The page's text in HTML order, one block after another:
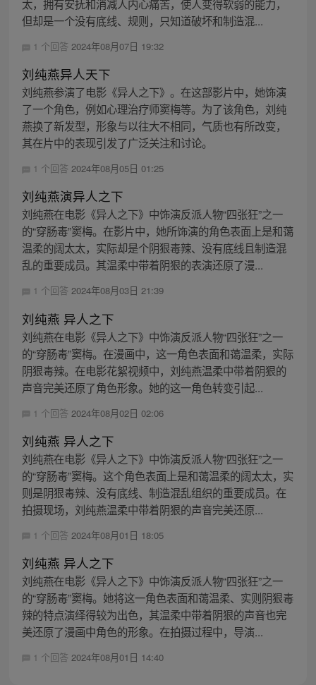
太，拥有安抚和消减人内心痛苦，使人变得软弱的能力，
但却是一个没有底线、规则，只知道破坏和制造混...
1 个回答 2024年08月07日 19:32
刘纯燕异人天下
刘纯燕参演了电影《异人之下》。在这部影片中，她饰演
了一个角色，例如心理治疗师窦梅等。为了该角色，刘纯
燕换了新发型，形象与以往大不相同，气质也有所改变，
其在片中的表现引发了广泛关注和讨论。
1 个回答 2024年08月05日 01:25
刘纯燕演异人之下
刘纯燕在电影《异人之下》中饰演反派人物“四张狂”之一
的“穿肠毒”窦梅。在影片中，她所饰演的角色表面上是和蔼
温柔的阔太太，实际却是个阴狠毒辣、没有底线且制造混
乱的重要成员。其温柔中带着阴狠的表演还原了漫...
1 个回答 2024年08月03日 21:39
刘纯燕 异人之下
刘纯燕在电影《异人之下》中饰演反派人物“四张狂”之一
的“穿肠毒”窦梅。在漫画中，这一角色表面和蔼温柔，实际
阴狠毒辣。在电影花絮视频中，刘纯燕温柔中带着阴狠的
声音完美还原了角色形象。她的这一角色转变引起...
1 个回答 2024年08月02日 02:06
刘纯燕 异人之下
刘纯燕在电影《异人之下》中饰演反派人物“四张狂”之一
的“穿肠毒”窦梅。这个角色表面上是和蔼温柔的阔太太，实
则是阴狠毒辣、没有底线、制造混乱组织的重要成员。在
拍摄现场，刘纯燕温柔中带着阴狠的声音完美还原...
1 个回答 2024年08月01日 18:05
刘纯燕 异人之下
刘纯燕在电影《异人之下》中饰演反派人物“四张狂”之一
的“穿肠毒”窦梅。她将这一角色表面和蔼温柔、实则阴狠毒
辣的特点演绎得较为出色，其温柔中带着阴狠的声音也完
美还原了漫画中角色的形象。在拍摄过程中，导演...
1 个回答 2024年08月01日 14:40